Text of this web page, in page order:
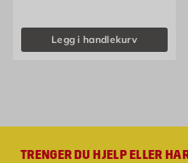
Legg i handlekurv
TRENGER DU HJELP ELLER